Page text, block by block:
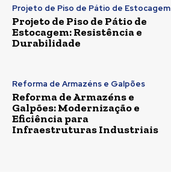
Projeto de Piso de Pátio de Estocagem
Projeto de Piso de Pátio de
Estocagem: Resistência e
Durabilidade
Reforma de Armazéns e Galpões
Reforma de Armazéns e
Galpões: Modernização e
Eficiência para
Infraestruturas Industriais